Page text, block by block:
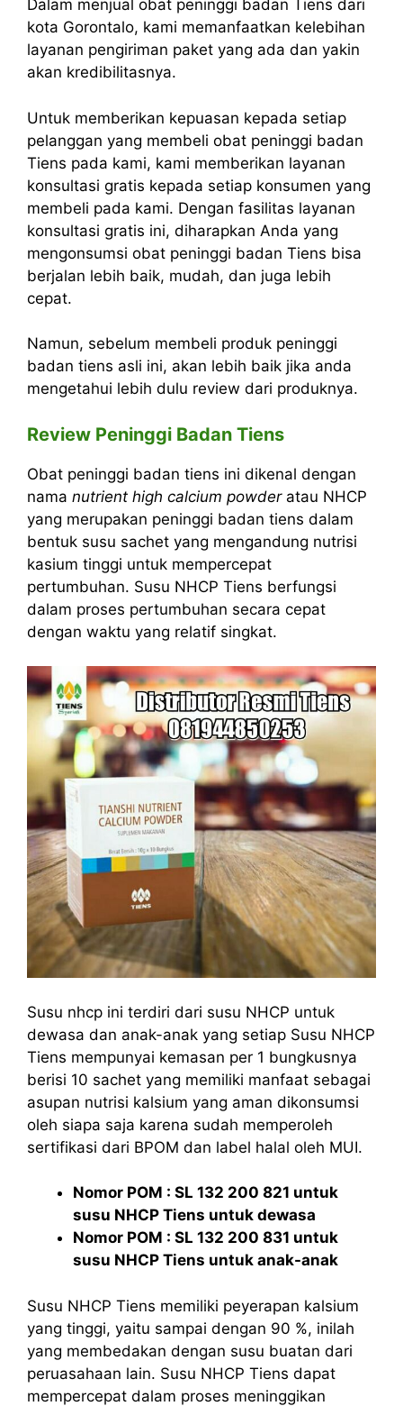
Dalam menjual obat peninggi badan Tiens dari
kota Gorontalo, kami memanfaatkan kelebihan
layanan pengiriman paket yang ada dan yakin
akan kredibilitasnya.
Untuk memberikan kepuasan kepada setiap
pelanggan yang membeli obat peninggi badan
Tiens pada kami, kami memberikan layanan
konsultasi gratis kepada setiap konsumen yang
membeli pada kami. Dengan fasilitas layanan
konsultasi gratis ini, diharapkan Anda yang
mengonsumsi obat peninggi badan Tiens bisa
berjalan lebih baik, mudah, dan juga lebih
cepat.
Namun, sebelum membeli produk peninggi
badan tiens asli ini, akan lebih baik jika anda
mengetahui lebih dulu review dari produknya.
Review Peninggi Badan Tiens
Obat peninggi badan tiens ini dikenal dengan
nama nutrient high calcium powderatau NHCP
yang merupakan peninggi badan tiens dalam
bentuk susu sachet yang mengandung nutrisi
kasium tinggi untuk mempercepat
pertumbuhan. Susu NHCP Tiens berfungsi
dalam proses pertumbuhan secara cepat
dengan waktu yang relatif singkat.
Susu nhcp ini terdiri dari susu NHCP untuk
dewasa dan anak-anak yang setiap Susu NHCP
Tiens mempunyai kemasan per 1 bungkusnya
berisi 10 sachet yang memiliki manfaat sebagai
asupan nutrisi kalsium yang aman dikonsumsi
oleh siapa saja karena sudah memperoleh
sertifikasi dari BPOM dan label halal oleh MUI.
Nomor POM : SL 132 200 821 untuk
susu NHCP Tiens untuk dewasa
Nomor POM : SL 132 200 831 untuk
susu NHCP Tiens untuk anak-anak
Susu NHCP Tiens memiliki peyerapan kalsium
yang tinggi, yaitu sampai dengan 90 %, inilah
yang membedakan dengan susu buatan dari
peruasahaan lain. Susu NHCP Tiens dapat
mempercepat dalam proses meninggikan